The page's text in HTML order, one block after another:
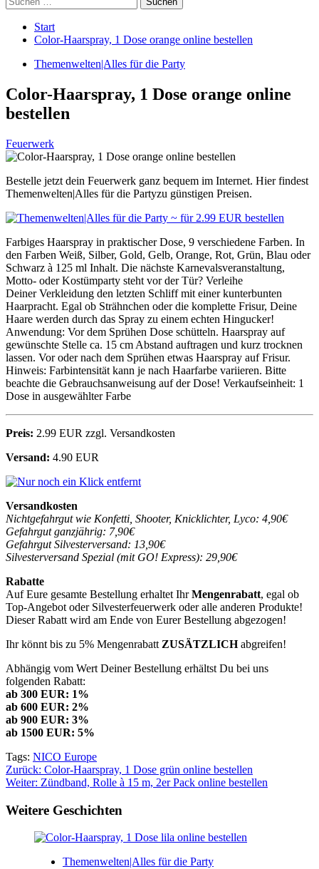
nach:
Start
Color-Haarspray, 1 Dose orange online bestellen
Themenwelten|Alles für die Party
Color-Haarspray, 1 Dose orange online
bestellen
Feuerwerk
Bestelle jetzt dein Feuerwerk ganz bequem im Internet. Hier findest
Themenwelten|Alles für die Partyzu günstigen Preisen.
Farbiges Haarspray in praktischer Dose, 9 verschiedene Farben. In
den Farben Weiß, Silber, Gold, Gelb, Orange, Rot, Grün, Blau oder
Schwarz à 125 ml Inhalt. Die nächste Karnevalsveranstaltung,
Motto- oder Kostümparty steht vor der Tür? Verleihe
Deiner Verkleidung den letzten Schliff mit einer kunterbunten
Haarpracht. Egal ob Strähnchen oder die komplette Frisur, Deine
Haare werden durch das Spray zu einem echten Hingucker!
Anwendung: Vor dem Sprühen Dose schütteln. Haarspray auf
gewünschte Stelle ca. 15 cm Abstand auftragen und kurz trocknen
lassen. Vor oder nach dem Sprühen etwas Haarspray auf Frisur.
Hinweis: Farbintensität kann je nach Haarfarbe variieren. Bitte
beachte die Gebrauchsanweisung auf der Dose! Verkaufseinheit: 1
Dose in ausgewählter Farbe
Preis: 2.99 EUR zzgl. Versandkosten
Versand: 4.90 EUR
Versandkosten
Nichtgefahrgut wie Konfetti, Shooter, Knicklichter, Lyco: 4,90€
Gefahrgut ganzjährig: 7,90€
Gefahrgut Silvesterversand: 13,90€
Silvesterversand Spezial (mit GO! Express): 29,90€
Rabatte
Auf Eure gesamte Bestellung erhaltet IhrMengenrabatt, egal ob
Top-Angebot oder Silvesterfeuerwerk oder alle anderen Produkte!
Dieser Rabatt wird am Ende von Eurer Bestellung abgezogen!
Ihr könnt bis zu 5% Mengenrabatt ZUSÄTZLICHabgreifen!
Abhängig vom Wert Deiner Bestellung erhältst Du bei uns
folgenden Rabatt:
ab 300 EUR: 1%
ab 600 EUR: 2%
ab 900 EUR: 3%
ab 1500 EUR: 5%
Tags: NICO Europe
Beitragsnavigation
Zurück: Color-Haarspray, 1 Dose grün online bestellen
Weiter: Zündband, Rolle à 15 m, 2er Pack online bestellen
Weitere Geschichten
Themenwelten|Alles für die Party